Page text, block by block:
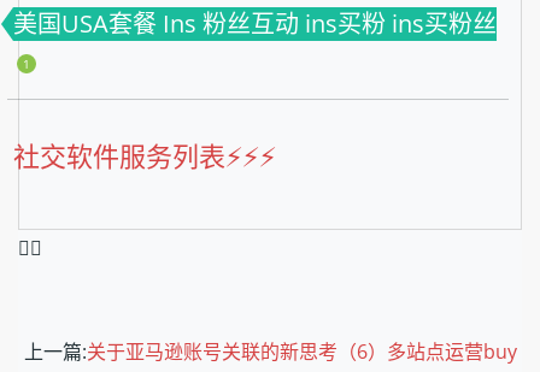
美国USA套餐 Ins 粉丝互动 ins买粉 ins买粉丝
1
社交软件服务列表⚡️⚡️⚡️
❤️‍🔥
上一篇:关于亚马逊账号关联的新思考（6）多站点运营buy